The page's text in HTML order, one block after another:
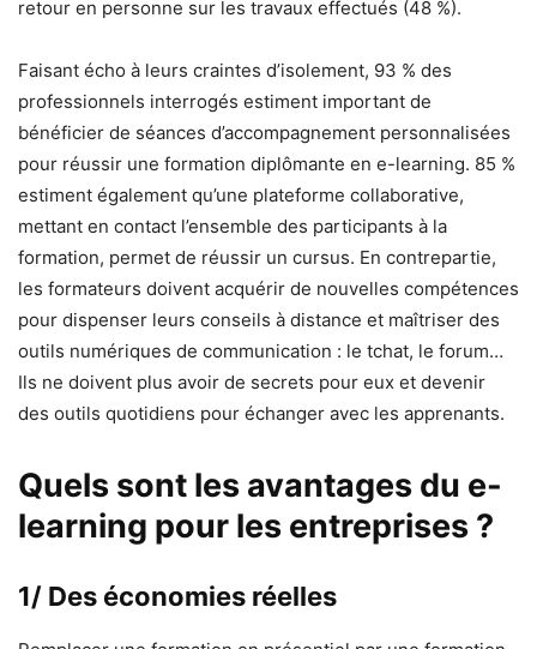
retour en personne sur les travaux effectués (48 %).
Faisant écho à leurs craintes d’isolement, 93 % des
professionnels interrogés estiment important de
bénéficier de séances d’accompagnement personnalisées
pour réussir une formation diplômante en e-learning. 85 %
estiment également qu’une plateforme collaborative,
mettant en contact l’ensemble des participants à la
formation, permet de réussir un cursus. En contrepartie,
les formateurs doivent acquérir de nouvelles compétences
pour dispenser leurs conseils à distance et maîtriser des
outils numériques de communication : le tchat, le forum…
Ils ne doivent plus avoir de secrets pour eux et devenir
des outils quotidiens pour échanger avec les apprenants.
Quels sont les avantages du e-
learning pour les entreprises ?
1/ Des économies réelles